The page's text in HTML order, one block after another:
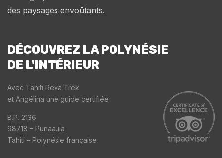
des paysages envoûtants.
DÉCOUVREZ LA POLYNÉSIE
DE L'INTÉRIEUR
Avec Tahiti Reva Trek
et Angélina une guide certifiée
B.P. 2136
98718 – Punaauia
Tahiti – Polynésie française